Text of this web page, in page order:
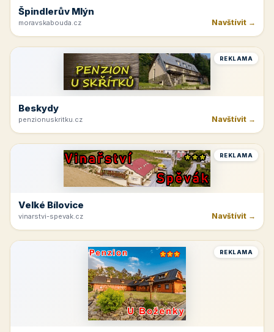
Špindlerův Mlýn
moravskabouda.cz Navštívit →
REKLAMA
Beskydy
penzionuskritku.cz Navštívit →
REKLAMA
Velké Bílovice
vinarstvi-spevak.cz Navštívit →
REKLAMA